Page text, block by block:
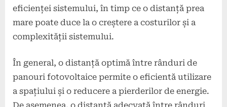
eficienței sistemului, în timp ce o distanță prea
mare poate duce la o creștere a costurilor și a
complexității sistemului.
În general, o distanță optimă între rânduri de
panouri fotovoltaice permite o eficientă utilizare
a spațiului și o reducere a pierderilor de energie.